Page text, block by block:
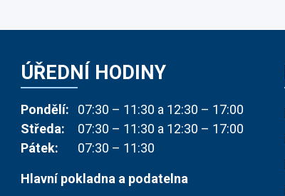
ÚŘEDNÍ HODINY
Pondělí:
07:30 – 11:30 a 12:30 – 17:00
Středa:
07:30 – 11:30 a 12:30 – 17:00
Pátek:
07:30 – 11:30
Hlavní pokladna a podatelna